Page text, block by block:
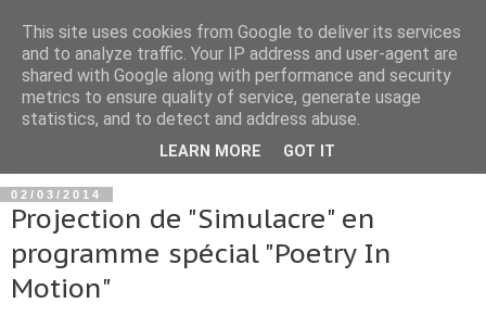
02/03/2014
Projection de "Simulacre" en
programme spécial "Poetry In
Motion"
This site uses cookies from Google to deliver its services
and to analyze traffic. Your IP address and user-agent are
shared with Google along with performance and security
metrics to ensure quality of service, generate usage
statistics, and to detect and address abuse.
LEARN MORE GOT IT